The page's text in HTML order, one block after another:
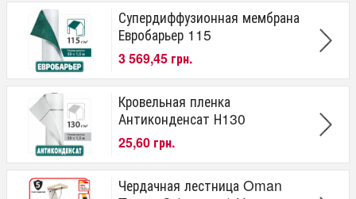
Супердиффузионная мембрана
Евробарьер 115
3 569,45 грн.
Кровельная пленка
Антиконденсат Н130
25,60 грн.
Чердачная лестница Oman